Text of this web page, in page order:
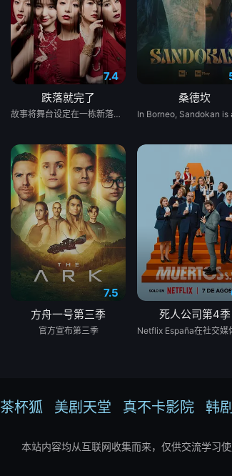
7.4
跌落就完了
故事将舞台设定在一栋新落成的豪华高级公寓中。主人公月岛明日海（宇垣美里 饰）本以为和丈夫、女儿搬进这里是幸福生活的开始，却没料到在公寓里与曾有宿怨的真宫孔美子（篠田麻里子 饰）狭路相逢。 孔美子表面上是无可挑剔的名媛妈妈，背地里却深藏着难以捉摸的执念与城府。随着两人再度交锋，阶层差距、生活水准以及家庭环境的不同，让妈妈们之间脆弱的关系迅速演变成一场充斥着嫉妒、不伦、背叛与复仇的激烈暗战。
桑德坎
7.5
方舟一号第三季
官方宣布第三季
死人公司第4季
茶杯狐 美剧天堂 真不卡影院 韩
本站内容均从互联网收集而来，仅供交流学习